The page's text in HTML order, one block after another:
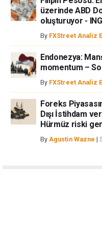
üzerinde ABD
oluşturuyor - ING
By FXStreet Analiz
Endonezya:
momentum –
By FXStreet Analiz
Foreks
Dışı İstihdam
Hürmüz riski
By Agustin Wazne |